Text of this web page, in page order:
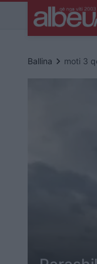
Ballina keyboard_arrow_right moti 3